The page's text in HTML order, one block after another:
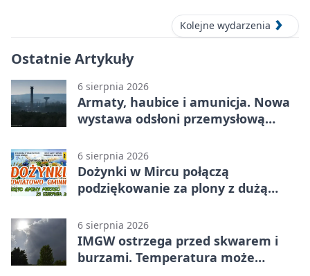
Kolejne wydarzenia
Ostatnie Artykuły
6 sierpnia 2026
Armaty, haubice i amunicja. Nowa
wystawa odsłoni przemysłową
6 sierpnia 2026
Dożynki w Mircu połączą
podziękowanie za plony z dużą
6 sierpnia 2026
IMGW ostrzega przed skwarem i
burzami. Temperatura może